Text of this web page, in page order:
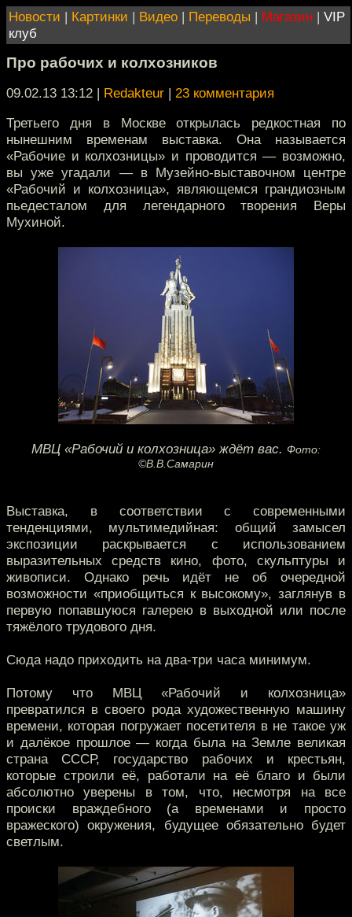
Новости | Картинки | Видео | Переводы | Магазин | VIP
клуб
Про рабочих и колхозников
09.02.13 13:12 | Redakteur | 23 комментария
Третьего дня в Москве открылась редкостная по
нынешним временам выставка. Она называется
«Рабочие и колхозницы» и проводится — возможно,
вы уже угадали — в Музейно-выставочном центре
«Рабочий и колхозница», являющемся грандиозным
пьедесталом для легендарного творения Веры
Мухиной.
МВЦ «Рабочий и колхозница» ждёт вас. Фото:
©В.В.Самарин
Выставка, в соответствии с современными
тенденциями, мультимедийная: общий замысел
экспозиции раскрывается с использованием
выразительных средств кино, фото, скульптуры и
живописи. Однако речь идёт не об очередной
возможности «приобщиться к высокому», заглянув в
первую попавшуюся галерею в выходной или после
тяжёлого трудового дня.
Сюда надо приходить на два-три часа минимум.
Потому что МВЦ «Рабочий и колхозница»
превратился в своего рода художественную машину
времени, которая погружает посетителя в не такое уж
и далёкое прошлое — когда была на Земле великая
страна СССР, государство рабочих и крестьян,
которые строили её, работали на её благо и были
абсолютно уверены в том, что, несмотря на все
происки враждебного (а временами и просто
вражеского) окружения, будущее обязательно будет
светлым.